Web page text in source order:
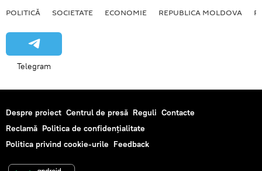
POLITICĂ SOCIETATE ECONOMIE REPUBLICA MOLDOVA
Telegram
Despre proiect Centrul de presă Reguli Contacte
Reclamă Politica de confidențialitate
Politica privind cookie-urile Feedback